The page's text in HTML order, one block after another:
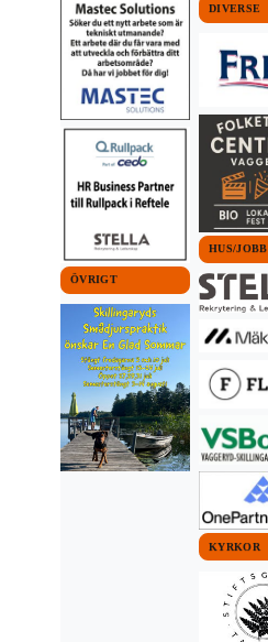
ÖVRIGT
DIVERSE
HUS/JOBB
KYRKOR